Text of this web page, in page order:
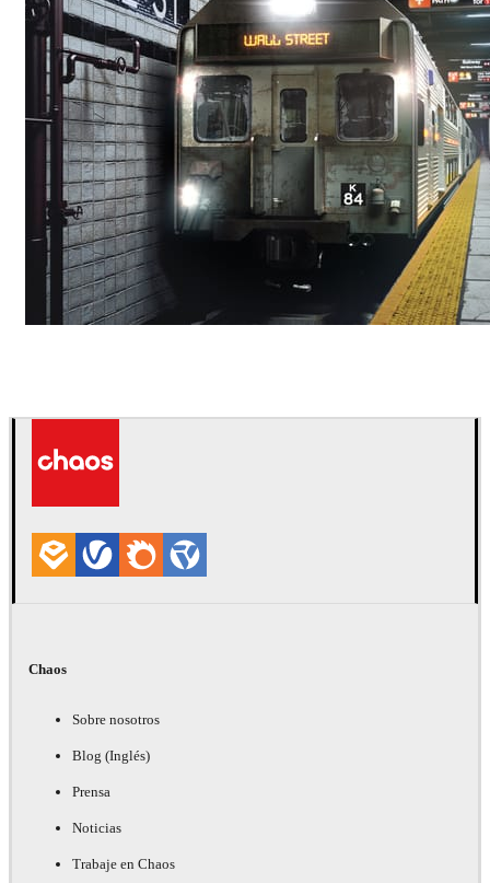
Chaos
Sobre nosotros
Blog (Inglés)
Prensa
Noticias
Trabaje en Chaos